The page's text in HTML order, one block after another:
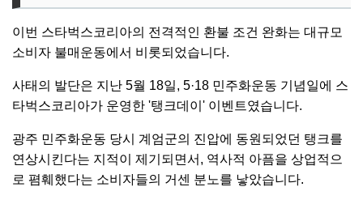
이번 스타벅스코리아의 전격적인 환불 조건 완화는 대규모
소비자 불매운동에서 비롯되었습니다.
사태의 발단은 지난 5월 18일, 5·18 민주화운동 기념일에 스
타벅스코리아가 운영한 '탱크데이' 이벤트였습니다.
광주 민주화운동 당시 계엄군의 진압에 동원되었던 탱크를
연상시킨다는 지적이 제기되면서, 역사적 아픔을 상업적으
로 폄훼했다는 소비자들의 거센 분노를 낳았습니다.